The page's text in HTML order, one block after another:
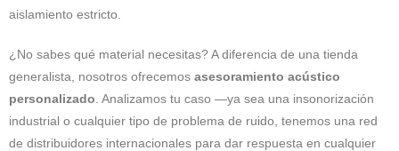
aislamiento estricto.
¿No sabes qué material necesitas? A diferencia de una tienda
generalista, nosotros ofrecemos asesoramiento acústico
personalizado . Analizamos tu caso —ya sea una insonorización
industrial o cualquier tipo de problema de ruido, tenemos una red
de distribuidores internacionales para dar respuesta en cualquier